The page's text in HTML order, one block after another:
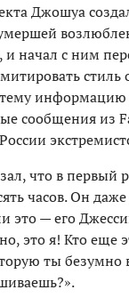
Джошуа
начал с ним
сообщения из
что в первый
часов. Он
это — его
это я! Кто еще
ты